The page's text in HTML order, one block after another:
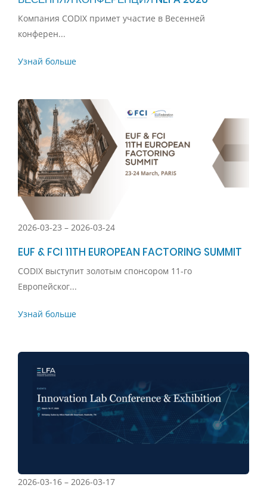
Компания CODIX примет участие в Весенней
конферен...
Узнай больше
2026-03-23 – 2026-03-24
EUF & FCI 11TH EUROPEAN FACTORING SUMMIT
CODIX выступит золотым спонсором 11-го
Европейског...
Узнай больше
2026-03-16 – 2026-03-17